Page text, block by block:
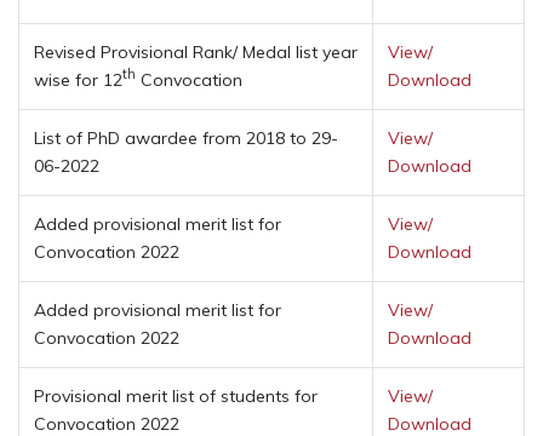
Revised Provisional Rank/ Medal list year
wise for 12th Convocation
View/
Download
List of PhD awardee from 2018 to 29-
06-2022
View/
Download
Added provisional merit list for
Convocation 2022
View/
Download
Added provisional merit list for
Convocation 2022
View/
Download
Provisional merit list of students for
Convocation 2022
View/
Download